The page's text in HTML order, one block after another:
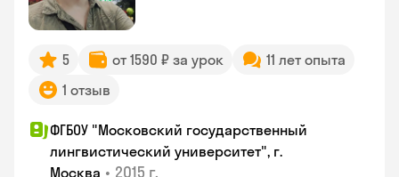
5 от 1590 ₽ за урок
11 лет опыта
1 отзыв
ФГБОУ "Московский государственный
лингвистический университет", г.
Москва • 2015 г.